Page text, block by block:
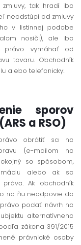
tak hradí iba
neodstúpi od zmluvy
v listinnej podobe
nosiči), ale iba
právo vymáhať od
tovaru. Obchodník
alebo telefonicky.
sporov
a RSO)
obrátiť sa na
(e-mailom na
so spôsobom,
alebo ak sa
Ak obchodník
na ňu neodpovie do
podať návrh na
alternatívneho
zákona 391/2015
právnické osoby